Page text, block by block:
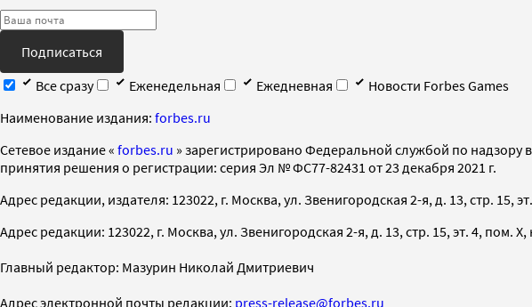
Подписаться
Все сразу
Еженедельная Ежедневная
Новости Forbes Games
Наименование издания: forbes.ru
Cетевое издание « forbes.ru » зарегистрировано Федеральной службой по
принятия решения о регистрации: серия Эл № ФС77-82431 от 23 декабря 2021 г.
Адрес редакции, издателя: 123022, г. Москва, ул. Звенигородская 2-я, д. 13, стр. 15,
Адрес редакции: 123022, г. Москва, ул. Звенигородская 2-я, д. 13, стр. 15, эт. 4, пом. X,
Главный редактор: Мазурин Николай Дмитриевич
Адрес электронной почты редакции: press-release@forbes.ru